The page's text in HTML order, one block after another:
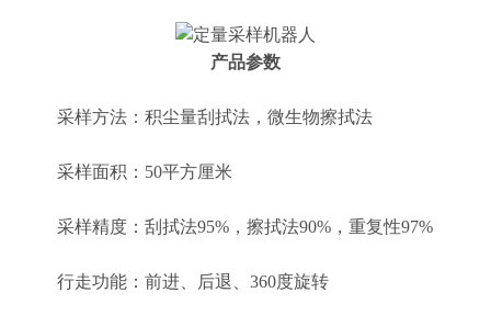
产品参数
采样方法：积尘量刮拭法，微生物擦拭法
采样面积：50平方厘米
采样精度：刮拭法95%，擦拭法90%，重复性97%
行走功能：前进、后退、360度旋转